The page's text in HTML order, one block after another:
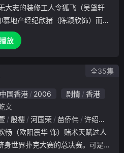
慕地产经纪欣猪（陈颖欣饰）而在
加入马王（郑浩南饰）所创办的“
，与自称科创界才俊的盲鸡（胡
放
中国香港 2006 剧情
香港
文
殷樱 河国荣 苗侨伟 许绍雄
身世界扑克大赛的总决赛。可是决
全35集